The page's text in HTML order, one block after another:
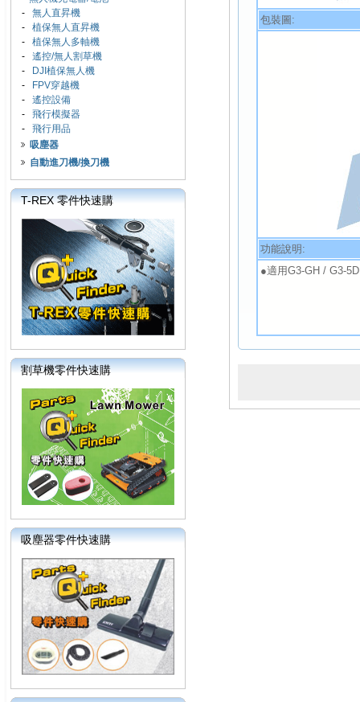
- 無人直昇機
- 植保無人直昇機
- 植保無人多軸機
- 遙控/無人割草機
-
DJI植保無人機
-
FPV穿越機
- 遙控設備
- 飛行模擬器
- 飛行用品
吸塵器
自動進刀機/換刀機
T-REX 零件快速購
割草機零件快速購
吸塵器零件快速購
包裝圖:
功能說明:
●適用G3-GH / G3-